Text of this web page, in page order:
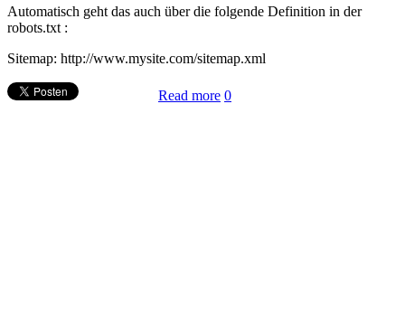
Automatisch geht das auch über die folgende Definition in der
robots.txt :
Sitemap: http://www.mysite.com/sitemap.xml
Read more 0